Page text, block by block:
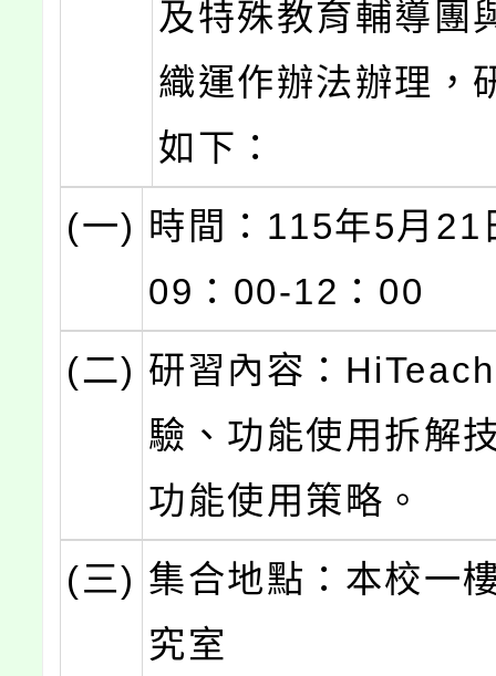
及特殊教育輔導團
織運作辦法辦理，
如下：
(一) 時間：115年5月21
09：00-12：00
(二) 研習內容：
驗、功能使用拆解
功能使用策略。
(三) 集合地點：本校一
究室